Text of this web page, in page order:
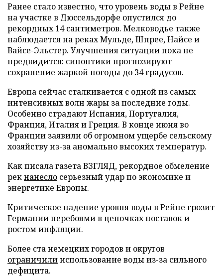
Ранее стало известно, что уровень воды в Рейне
на участке в Дюссельдорфе опустился до
рекордных 14 сантиметров. Мелководье также
наблюдается на реках Мульде, Шпрее, Найсе и
Вайсе-Эльстер. Улучшения ситуации пока не
предвидится: синоптики прогнозируют
сохранение жаркой погоды до 34 градусов.
Европа сейчас сталкивается с одной из самых
интенсивных волн жары за последние годы.
Особенно страдают Испания, Португалия,
Франция, Италия и Греция. В конце июня во
Франции заявили об огромном ущербе сельскому
хозяйству из-за аномально высоких температур.
Как писала газета ВЗГЛЯД, рекордное обмеление
рекнанесло серьезный удар по экономике и
энергетике Европы.
Критическое падение уровня воды в Рейне грозит
Германии перебоями в цепочках поставок и
ростом инфляции.
Более ста немецких городов и округов
ограничилииспользование воды из-за сильного
дефицита.